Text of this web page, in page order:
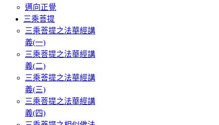
邁向正覺
三乘菩提
三乘菩提之法華經講
義(一)
三乘菩提之法華經講
義(二)
三乘菩提之法華經講
義(三)
三乘菩提之法華經講
義(四)